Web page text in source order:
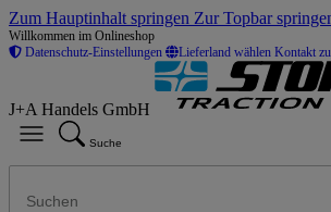
Zum Hauptinhalt springen Zur Topbar
Willkommen im Onlineshop
Datenschutz-Einstellungen
Lieferland wählen Kontakt
J+A Handels GmbH
Suche